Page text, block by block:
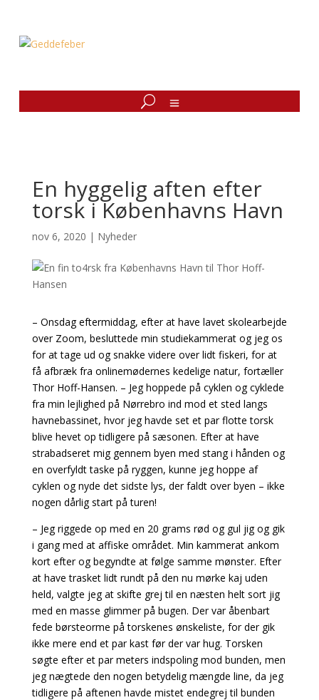
En hyggelig aften efter
torsk i Københavns Havn
nov 6, 2020 | Nyheder
– Onsdag eftermiddag, efter at have lavet skolearbejde
over Zoom, besluttede min studiekammerat og jeg os
for at tage ud og snakke videre over lidt fiskeri, for at
få afbræk fra onlinemødernes kedelige natur, fortæller
Thor Hoff-Hansen. – Jeg hoppede på cyklen og cyklede
fra min lejlighed på Nørrebro ind mod et sted langs
havnebassinet, hvor jeg havde set et par flotte torsk
blive hevet op tidligere på sæsonen. Efter at have
strabadseret mig gennem byen med stang i hånden og
en overfyldt taske på ryggen, kunne jeg hoppe af
cyklen og nyde det sidste lys, der faldt over byen – ikke
nogen dårlig start på turen!
– Jeg riggede op med en 20 grams rød og gul jig og gik
i gang med at affiske området. Min kammerat ankom
kort efter og begyndte at følge samme mønster. Efter
at have trasket lidt rundt på den nu mørke kaj uden
held, valgte jeg at skifte grej til en næsten helt sort jig
med en masse glimmer på bugen. Der var åbenbart
fede børsteorme på torskenes ønskeliste, for der gik
ikke mere end et par kast før der var hug. Torsken
søgte efter et par meters indspoling mod bunden, men
jeg nægtede den nogen betydelig mængde line, da jeg
tidligere på aftenen havde mistet endegrej til bunden